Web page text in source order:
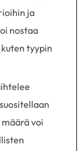
ja
nostaa
tyypin
voi